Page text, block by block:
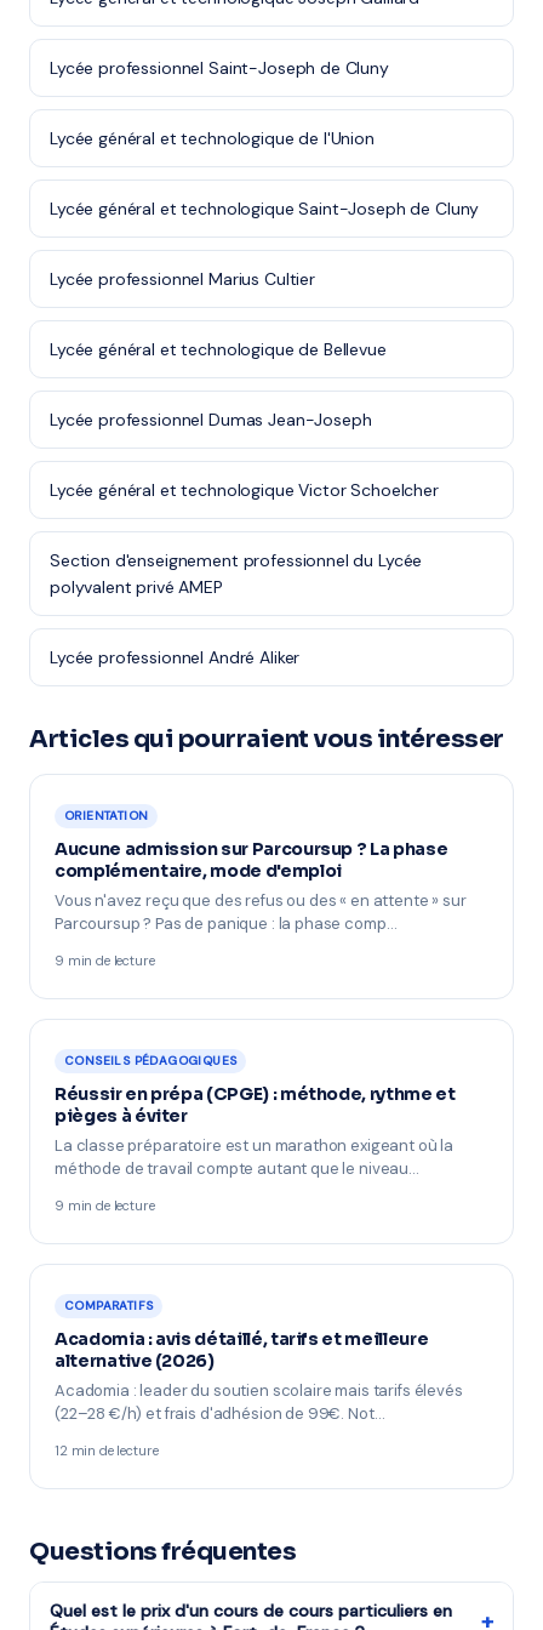
Lycée professionnel Saint-Joseph de Cluny
Lycée général et technologique de l'Union
Lycée général et technologique Saint-Joseph de Cluny
Lycée professionnel Marius Cultier
Lycée général et technologique de Bellevue
Lycée professionnel Dumas Jean-Joseph
Lycée général et technologique Victor Schoelcher
Section d'enseignement professionnel du Lycée
polyvalent privé AMEP
Lycée professionnel André Aliker
Articles qui pourraient vous intéresser
ORIENTATION
Aucune admission sur Parcoursup ? La phase
complémentaire, mode d'emploi
Vous n'avez reçu que des refus ou des « en attente » sur
Parcoursup ? Pas de panique : la phase comp…
9 min de lecture
CONSEILS PÉDAGOGIQUES
Réussir en prépa (CPGE) : méthode, rythme et
pièges à éviter
La classe préparatoire est un marathon exigeant où la
méthode de travail compte autant que le niveau…
9 min de lecture
COMPARATIFS
Acadomia : avis détaillé, tarifs et meilleure
alternative (2026)
Acadomia : leader du soutien scolaire mais tarifs élevés
(22–28 €/h) et frais d'adhésion de 99€. Not…
12 min de lecture
Questions fréquentes
Quel est le prix d'un cours de cours particuliers en
+